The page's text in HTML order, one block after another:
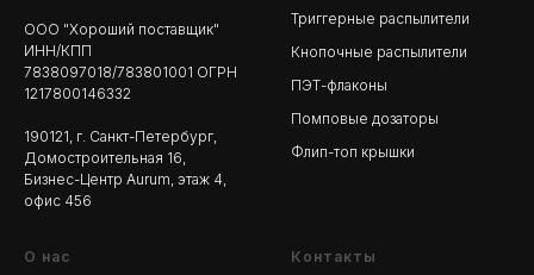
ООО "Хороший поставщик"
ИНН/КПП
7838097018/783801001 ОГРН
1217800146332
190121, г. Санкт-Петербург,
Домостроительная 16,
Бизнес-Центр Aurum, этаж 4,
офис 456
Триггерные распылители
Кнопочные распылители
ПЭТ-флаконы
Помповые дозаторы
Флип-топ крышки
О нас Контакты